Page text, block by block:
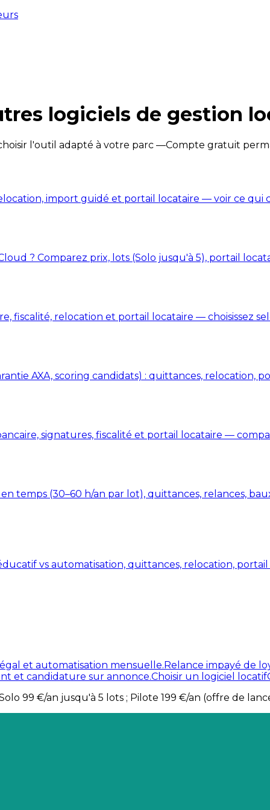
logiciels de gestion
l'outil adapté à votre parc —Compte gratuit
import guidé et portail locataire — voir ce qui
? Comparez prix, lots (Solo jusqu'à 5), portail
fiscalité, relocation et portail locataire — choisissez
AXA, scoring candidats) : quittances, relocation,
signatures, fiscalité et portail locataire —
temps (30–60 h/an par lot), quittances, relances,
vs automatisation, quittances, relocation,
et automatisation mensuelle.Relance impayé de
et candidature sur annonce.Choisir un logiciel locatif
99 €/an jusqu'à 5 lots ; Pilote 199 €/an (offre de